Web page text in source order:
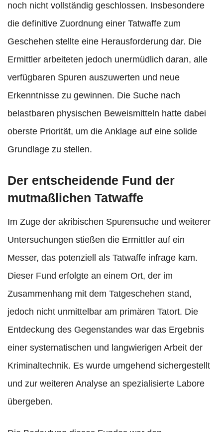
noch nicht vollständig geschlossen. Insbesondere
die definitive Zuordnung einer Tatwaffe zum
Geschehen stellte eine Herausforderung dar. Die
Ermittler arbeiteten jedoch unermüdlich daran, alle
verfügbaren Spuren auszuwerten und neue
Erkenntnisse zu gewinnen. Die Suche nach
belastbaren physischen Beweismitteln hatte dabei
oberste Priorität, um die Anklage auf eine solide
Grundlage zu stellen.
Der entscheidende Fund der
mutmaßlichen Tatwaffe
Im Zuge der akribischen Spurensuche und weiterer
Untersuchungen stießen die Ermittler auf ein
Messer, das potenziell als Tatwaffe infrage kam.
Dieser Fund erfolgte an einem Ort, der im
Zusammenhang mit dem Tatgeschehen stand,
jedoch nicht unmittelbar am primären Tatort. Die
Entdeckung des Gegenstandes war das Ergebnis
einer systematischen und langwierigen Arbeit der
Kriminaltechnik. Es wurde umgehend sichergestellt
und zur weiteren Analyse an spezialisierte Labore
übergeben.